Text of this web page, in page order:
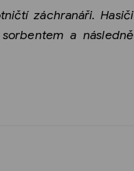
záchranáři. Hasiči
a následně